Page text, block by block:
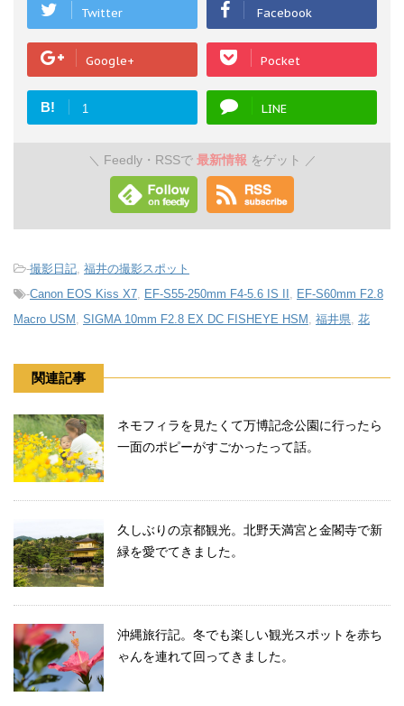
Twitter Facebook
Google+ Pocket
B! 1 LINE
＼ Feedly・RSSで最新情報 をゲット ／
-撮影日記, 福井の撮影スポット
-Canon EOS Kiss X7, EF-S55-250mm F4-5.6 IS II , EF-S60mm F2.8
Macro USM , SIGMA 10mm F2.8 EX DC FISHEYE HSM , 福井県, 花
関連記事
ネモフィラを見たくて万博記念公園に行ったら
一面のポピーがすごかったって話。
久しぶりの京都観光。北野天満宮と金閣寺で新
緑を愛でてきました。
沖縄旅行記。冬でも楽しい観光スポットを赤ち
ゃんを連れて回ってきました。